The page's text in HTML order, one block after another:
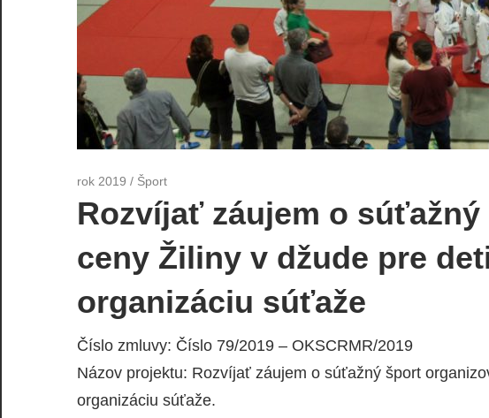
rok 2019 / Šport
Rozvíjať záujem o
ceny Žiliny v džude pre
organizáciu súťaže
Číslo zmluvy: Číslo 79/2019 – OKSCRMR/2019
Názov projektu: Rozvíjať záujem o súťažný šport
organizáciu súťaže.